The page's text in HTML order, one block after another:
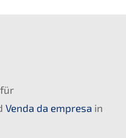
Venda da empresa in